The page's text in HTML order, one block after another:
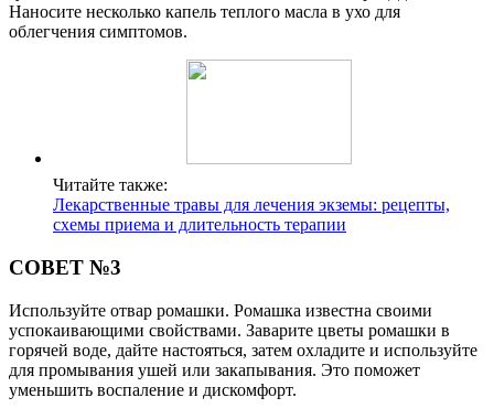
Наносите несколько капель теплого масла в ухо для
облегчения симптомов.
Читайте также:
Лекарственные травы для лечения экземы: рецепты,
схемы приема и длительность терапии
СОВЕТ №3
Используйте отвар ромашки. Ромашка известна своими
успокаивающими свойствами. Заварите цветы ромашки в
горячей воде, дайте настояться, затем охладите и используйте
для промывания ушей или закапывания. Это поможет
уменьшить воспаление и дискомфорт.